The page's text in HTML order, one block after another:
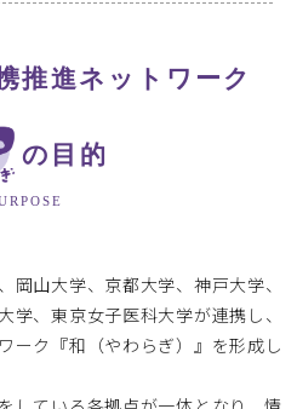
機器開発人材育成プログラ
ハイブリッドセミナー開催
推進ネットワーク
の目的
岡山大学、京都大学、神戸大学、
学、東京女子医科大学が連携し、
ーク『和（やわらぎ）』を形成し